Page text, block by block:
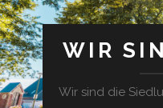
WIR
Wir sind die